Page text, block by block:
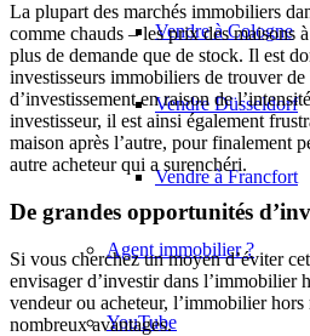
Vendre à Cologne
Vendre Düsseldorf
Vendre à Francfort
Agent immobilier ?
YouTube
La plupart des marchés immobiliers
comme chauds – les prix des maisons
plus de demande que de stock. Il est
investisseurs immobiliers de trouver
d’investissement en raison de
investisseur, il est ainsi également
maison après l’autre, pour finalement
autre acheteur qui a surenchéri.
De grandes opportunités
Si vous cherchez un moyen d’éviter
envisager d’investir dans l’immobilier
vendeur ou acheteur, l’immobilier hors
nombreux avantages.